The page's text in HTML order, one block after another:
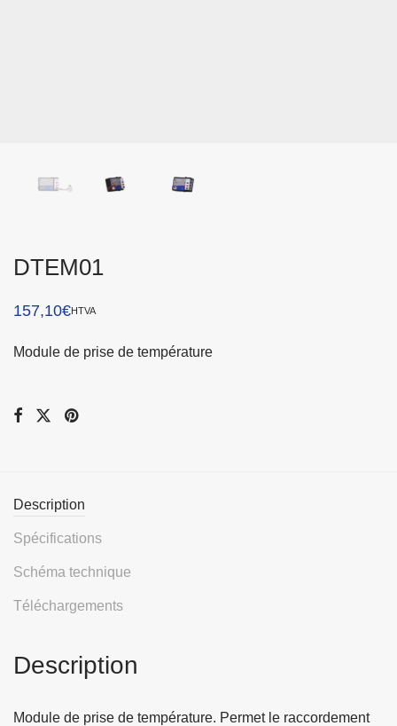
DTEM01
157,10€HTVA
Module de prise de température
Description
Spécifications
Schéma technique
Téléchargements
Description
Module de prise de température. Permet le raccordement